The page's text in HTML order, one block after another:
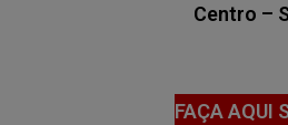
Centro –
FAÇA AQUI